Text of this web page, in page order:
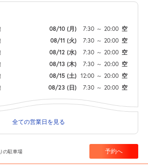
08/10 (月) 7:30 ～ 20:00 空
08/11 (火) 7:30 ～ 20:00 空
08/12 (水) 7:30 ～ 20:00 空
08/13 (木) 7:30 ～ 20:00 空
08/15 (土) 12:00 ～ 20:00 空
08/23 (日) 7:30 ～ 20:00 空
全ての営業日を見る
の駐車場 予約へ